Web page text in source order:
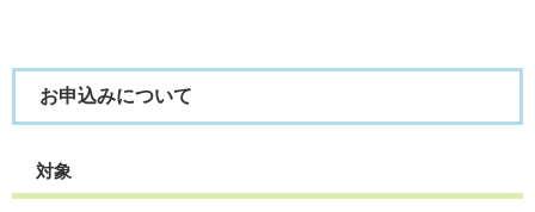
お申込みについて
対象